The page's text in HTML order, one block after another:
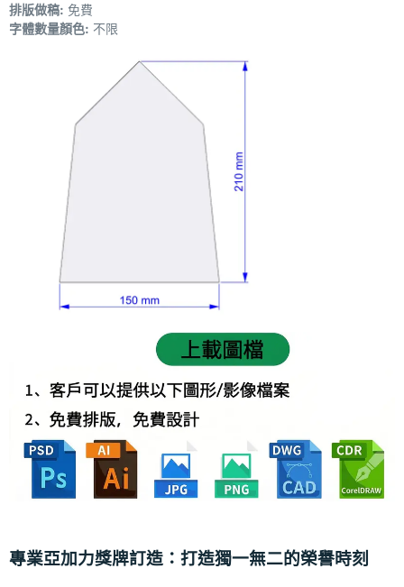
排版做稿: 免費
字體數量顏色: 不限
專業亞加力獎牌訂造：打造獨一無二的榮譽時刻